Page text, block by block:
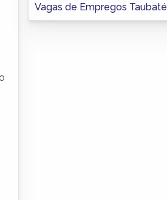
Vagas de Empregos Taubaté